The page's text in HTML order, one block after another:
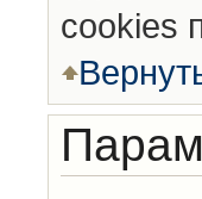
cookies